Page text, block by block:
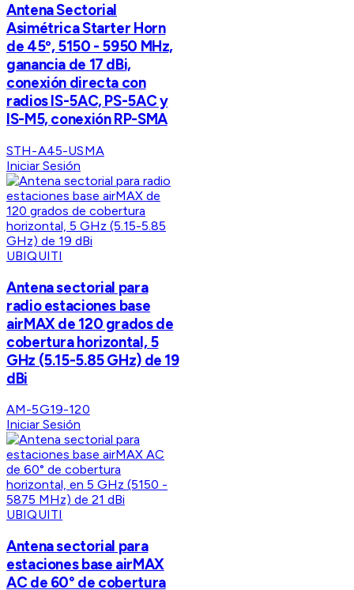
Antena Sectorial
Asimétrica Starter Horn
de 45º, 5150 - 5950 MHz,
ganancia de 17 dBi,
conexión directa con
radios IS-5AC, PS-5AC y
IS-M5, conexión RP-SMA
STH-A45-USMA
Iniciar Sesión
UBIQUITI
Antena sectorial para
radio estaciones base
airMAX de 120 grados de
cobertura horizontal, 5
GHz (5.15-5.85 GHz) de 19
dBi
AM-5G19-120
Iniciar Sesión
UBIQUITI
Antena sectorial para
estaciones base airMAX
AC de 60° de cobertura